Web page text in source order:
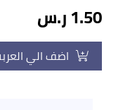
1.50 ر.س
اضف الي